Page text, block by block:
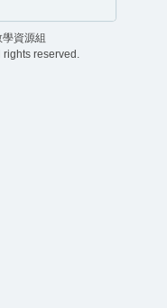
資源組
reserved.